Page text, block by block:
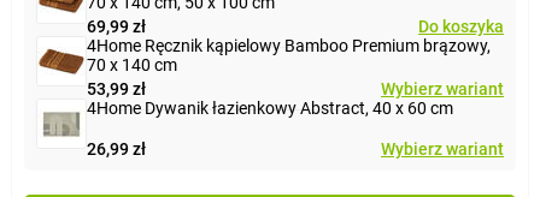
69,99 zł
Do koszyka
4Home Ręcznik kąpielowy Bamboo Premium brązowy,
70 x 140 cm
53,99 zł
Wybierz wariant
4Home Dywanik łazienkowy Abstract, 40 x 60 cm
26,99 zł Wybierz wariant